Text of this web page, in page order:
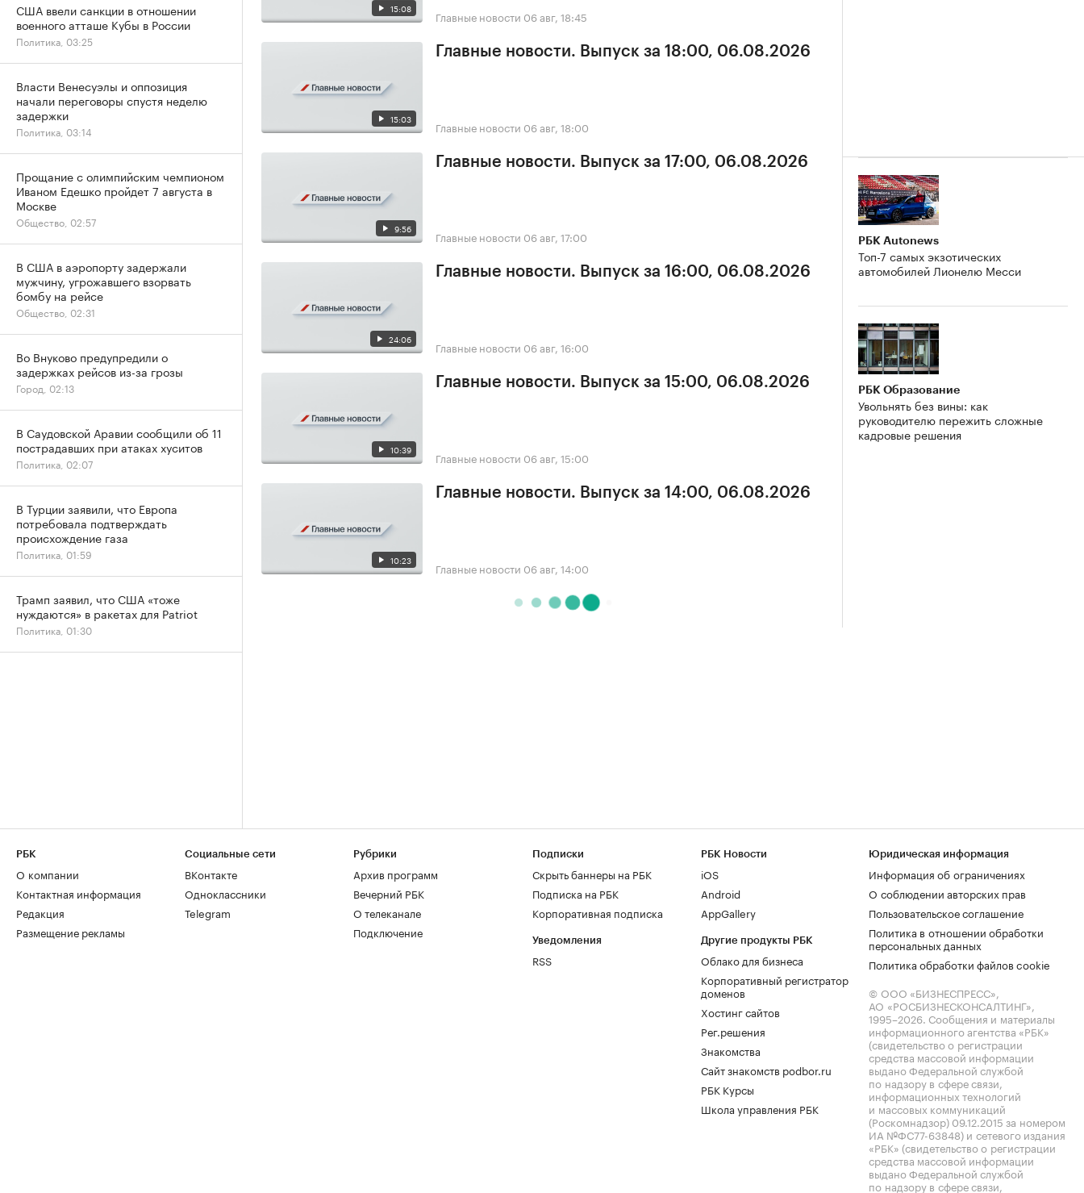
15:08 Главные новости 06 авг, 18:45
15:03
Главные новости. Выпуск за 18:00, 06.08.2026
Главные новости 06 авг, 18:00
9:56
Главные новости. Выпуск за 17:00, 06.08.2026
Главные новости 06 авг, 17:00
24:06
Главные новости. Выпуск за 16:00, 06.08.2026
Главные новости 06 авг, 16:00
10:39
Главные новости. Выпуск за 15:00, 06.08.2026
Главные новости 06 авг, 15:00
10:23
Главные новости. Выпуск за 14:00, 06.08.2026
Главные новости 06 авг, 14:00
РБК Autonews
Топ-7 самых экзотических
автомобилей Лионелю Месси
РБК Образование
Увольнять без вины: как
руководителю пережить сложные
кадровые решения
США ввели санкции в отношении
военного атташе Кубы в России
Политика, 03:25
Власти Венесуэлы и оппозиция
начали переговоры спустя неделю
задержки
Политика, 03:14
Прощание с олимпийским чемпионом
Иваном Едешко пройдет 7 августа в
Москве
Общество, 02:57
В США в аэропорту задержали
мужчину, угрожавшего взорвать
бомбу на рейсе
Общество, 02:31
Во Внуково предупредили о
задержках рейсов из-за грозы
Город, 02:13
В Саудовской Аравии сообщили об 11
пострадавших при атаках хуситов
Политика, 02:07
В Турции заявили, что Европа
потребовала подтверждать
происхождение газа
Политика, 01:59
Трамп заявил, что США «тоже
нуждаются» в ракетах для Patriot
Политика, 01:30
РБК
О компании
Контактная информация
Редакция
Размещение рекламы
Социальные сети
ВКонтакте
Одноклассники
Telegram
Рубрики
Архив программ
Вечерний РБК
О телеканале
Подключение
Подписки
Скрыть баннеры на РБК
Подписка на РБК
Корпоративная подписка
Уведомления
RSS
РБК Новости
iOS
Android
AppGallery
Другие продукты РБК
Облако для бизнеса
Корпоративный регистратор
доменов
Хостинг сайтов
Рег.решения
Знакомства
Сайт знакомств podbor.ru
РБК Курсы
Школа управления РБК
Юридическая информация
Информация об ограничениях
О соблюдении авторских прав
Пользовательское соглашение
Политика в отношении обработки
персональных данных
Политика обработки файлов cookie
© ООО «БИЗНЕСПРЕСС»,
АО «РОСБИЗНЕСКОНСАЛТИНГ»,
1995–2026. Сообщения и материалы
информационного агентства «РБК»
(свидетельство о регистрации
средства массовой информации
выдано Федеральной службой
по надзору в сфере связи,
информационных технологий
и массовых коммуникаций
(Роскомнадзор) 09.12.2015 за номером
ИА №ФС77-63848) и сетевого издания
«РБК» (свидетельство о регистрации
средства массовой информации
выдано Федеральной службой
по надзору в сфере связи,